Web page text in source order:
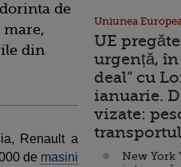
de
din
Renault a
de masini
Uniunea
UE
urgență,
deal” cu
ianuarie.
vizate:
New York